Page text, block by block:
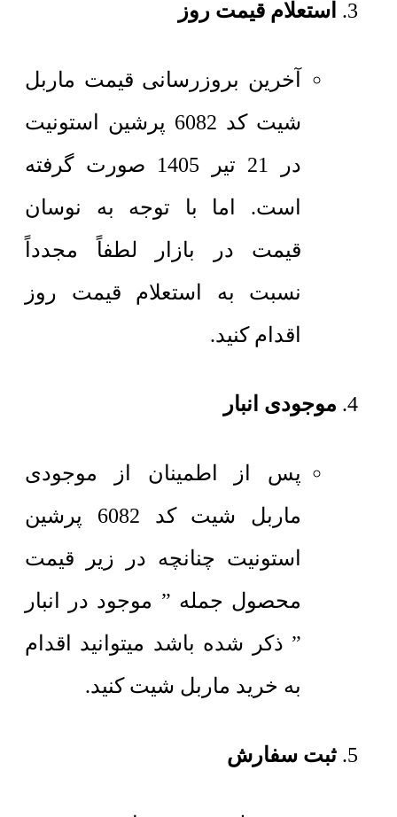
استعلام قیمت روز
آخرین بروزرسانی قیمت ماربل
شیت کد 6082 پرشین استونیت
در 21 تیر 1405 صورت گرفته
است. اما با توجه به نوسان
قیمت در بازار لطفاً مجدداً
نسبت به استعلام قیمت روز
اقدام کنید.
موجودی انبار
پس از اطمینان از موجودی
ماربل شیت کد 6082 پرشین
استونیت چنانچه در زیر قیمت
محصول جمله ” موجود در انبار
” ذکر شده باشد میتوانید اقدام
به خرید ماربل شیت کنید.
ثبت سفارش